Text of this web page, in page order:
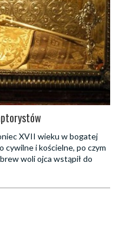
XVII wieku w bogatej
cywilne i kościelne, po czym
woli ojca wstąpił do